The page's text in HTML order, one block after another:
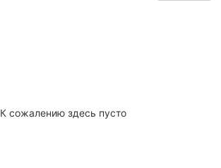
К сожалению здесь пусто